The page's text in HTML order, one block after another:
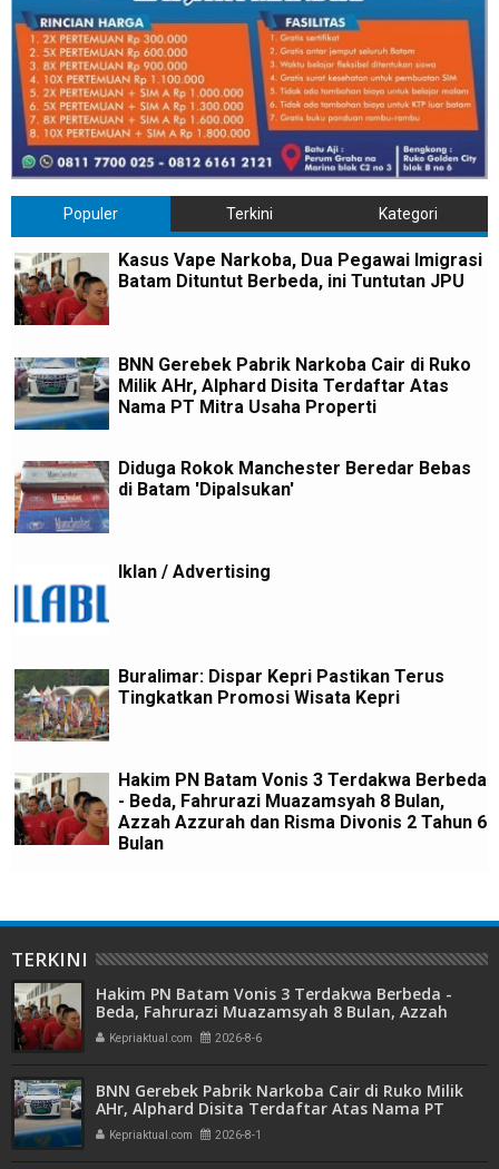
Populer Terkini Kategori
Kasus Vape Narkoba, Dua Pegawai Imigrasi
Batam Dituntut Berbeda, ini Tuntutan JPU
BNN Gerebek Pabrik Narkoba Cair di Ruko
Milik AHr, Alphard Disita Terdaftar Atas
Nama PT Mitra Usaha Properti
Diduga Rokok Manchester Beredar Bebas
di Batam 'Dipalsukan'
Iklan / Advertising
Buralimar: Dispar Kepri Pastikan Terus
Tingkatkan Promosi Wisata Kepri
Hakim PN Batam Vonis 3 Terdakwa Berbeda
- Beda, Fahrurazi Muazamsyah 8 Bulan,
Azzah Azzurah dan Risma Divonis 2 Tahun 6
Bulan
TERKINI
Hakim PN Batam Vonis 3 Terdakwa Berbeda -
Beda, Fahrurazi Muazamsyah 8 Bulan, Azzah
Azzurah dan Risma Divonis 2 Tahun 6 Bulan
Kepriaktual.com 2026-8-6
BNN Gerebek Pabrik Narkoba Cair di Ruko Milik
AHr, Alphard Disita Terdaftar Atas Nama PT
Mitra Usaha Properti
Kepriaktual.com 2026-8-1